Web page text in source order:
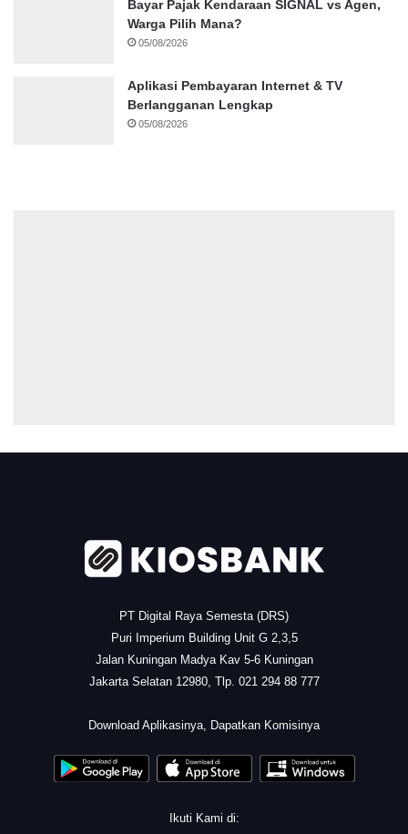
Bayar Pajak Kendaraan SIGNAL vs Agen,
Warga Pilih Mana?
05/08/2026
Aplikasi Pembayaran Internet & TV
Berlangganan Lengkap
05/08/2026
.
PT Digital Raya Semesta (DRS)
Puri Imperium Building Unit G 2,3,5
Jalan Kuningan Madya Kav 5-6 Kuningan
Jakarta Selatan 12980, Tlp. 021 294 88 777
Download Aplikasinya, Dapatkan Komisinya
Ikuti Kami di: